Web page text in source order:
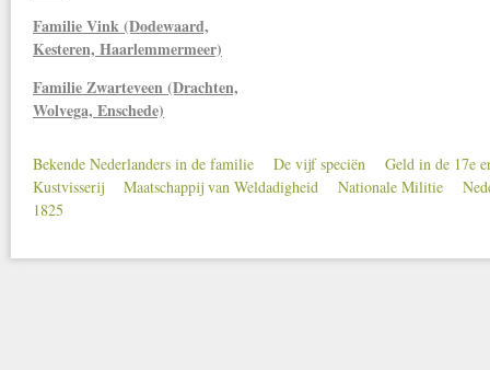
Familie Vink (Dodewaard,
Kesteren, Haarlemmermeer)
Familie Zwarteveen (Drachten,
Wolvega, Enschede)
Secondary menu
Bekende Nederlanders in de familie De vijf speciën
Geld in de 17e
Kustvisserij
Maatschappij van Weldadigheid Nationale Militie
1825